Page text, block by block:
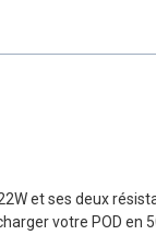
et ses deux
votre POD